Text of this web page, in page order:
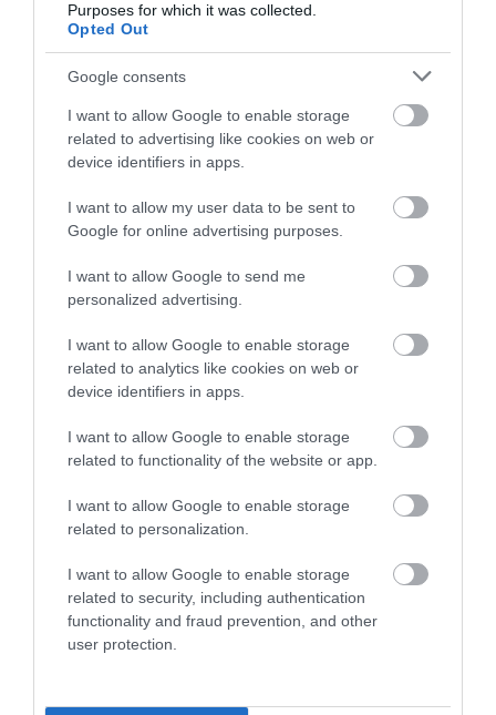
Purposes for which it was collected.
Opted Out
Google consents
I want to allow Google to enable storage
related to advertising like cookies on web or
device identifiers in apps.
I want to allow my user data to be sent to
Google for online advertising purposes.
I want to allow Google to send me
personalized advertising.
I want to allow Google to enable storage
related to analytics like cookies on web or
device identifiers in apps.
I want to allow Google to enable storage
related to functionality of the website or app.
I want to allow Google to enable storage
related to personalization.
I want to allow Google to enable storage
related to security, including authentication
functionality and fraud prevention, and other
user protection.
Drogok, egy drága esküvő és kölcsönök: íme, a
2. rész